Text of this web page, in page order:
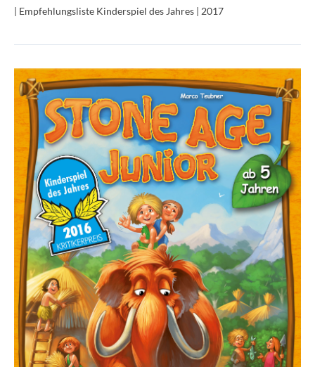
| Empfehlungsliste Kinderspiel des Jahres | 2017